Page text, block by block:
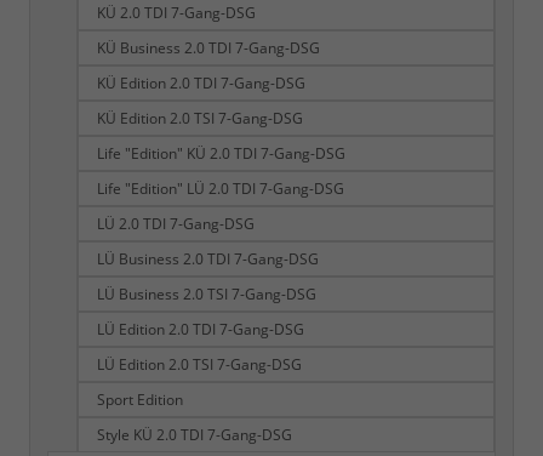
KÜ 2.0 TDI 7-Gang-DSG
KÜ Business 2.0 TDI 7-Gang-DSG
KÜ Edition 2.0 TDI 7-Gang-DSG
KÜ Edition 2.0 TSI 7-Gang-DSG
Life "Edition" KÜ 2.0 TDI 7-Gang-DSG
Life "Edition" LÜ 2.0 TDI 7-Gang-DSG
LÜ 2.0 TDI 7-Gang-DSG
LÜ Business 2.0 TDI 7-Gang-DSG
LÜ Business 2.0 TSI 7-Gang-DSG
LÜ Edition 2.0 TDI 7-Gang-DSG
LÜ Edition 2.0 TSI 7-Gang-DSG
Sport Edition
Style KÜ 2.0 TDI 7-Gang-DSG